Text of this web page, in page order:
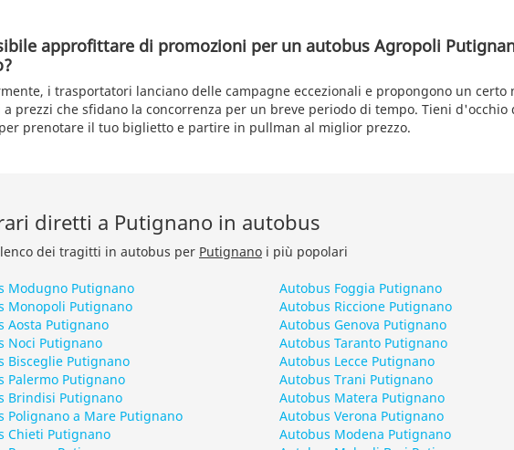
approfittare di promozioni per un autobus Agropoli
i trasportatori lanciano delle campagne eccezionali e propongono un certo
prezzi che sfidano la concorrenza per un breve periodo di tempo. Tieni d'occhio
prenotare il tuo biglietto e partire in pullman al miglior prezzo.
diretti a Putignano in autobus
dei tragitti in autobus per Putignano i più popolari
Modugno Putignano
Monopoli Putignano
Aosta Putignano
Noci Putignano
Bisceglie Putignano
Palermo Putignano
Brindisi Putignano
Polignano a Mare Putignano
Chieti Putignano
Autobus Foggia Putignano
Autobus Riccione Putignano
Autobus Genova Putignano
Autobus Taranto Putignano
Autobus Lecce Putignano
Autobus Trani Putignano
Autobus Matera Putignano
Autobus Verona Putignano
Autobus Modena Putignano